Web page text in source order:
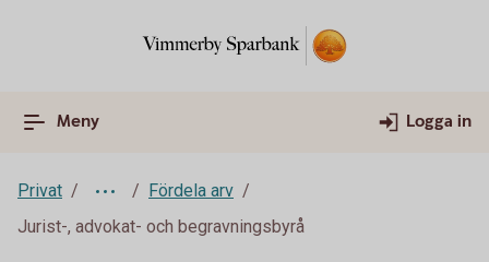
Meny Logga in
Privat
Fördela arv
Jurist-, advokat- och begravningsbyrå